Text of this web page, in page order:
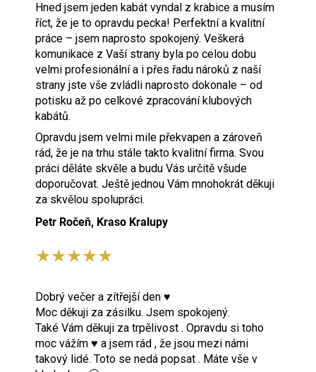
Hned jsem jeden kabát vyndal z krabice a musím
říct, že je to opravdu pecka! Perfektní a kvalitní
práce – jsem naprosto spokojený. Veškerá
komunikace z Vaší strany byla po celou dobu
velmi profesionální a i přes řadu nároků z naší
strany jste vše zvládli naprosto dokonale – od
potisku až po celkové zpracování klubových
kabátů.
Opravdu jsem velmi mile překvapen a zároveň
rád, že je na trhu stále takto kvalitní firma. Svou
práci děláte skvěle a budu Vás určitě všude
doporučovat. Ještě jednou Vám mnohokrát děkuji
za skvělou spolupráci.
Petr Ročeň, Kraso Kralupy
★★★★★
Dobrý večer a zítřejší den ♥️
Moc děkuji za zásilku. Jsem spokojený.
Také Vám děkuji za trpělivost . Opravdu si toho
moc vážím ♥️ a jsem rád , že jsou mezi námi
takový lidé. Toto se nedá popsat . Máte vše v